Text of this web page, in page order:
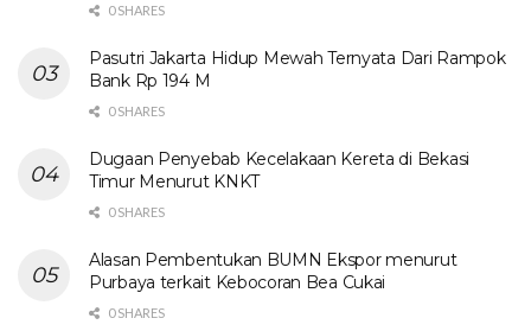
0 SHARES
Pasutri Jakarta Hidup Mewah Ternyata Dari Rampok
Bank Rp 194 M
0 SHARES
Dugaan Penyebab Kecelakaan Kereta di Bekasi
Timur Menurut KNKT
0 SHARES
Alasan Pembentukan BUMN Ekspor menurut
Purbaya terkait Kebocoran Bea Cukai
0 SHARES